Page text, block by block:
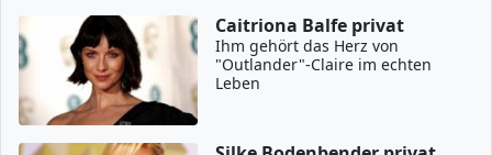
Caitriona Balfe privat
Ihm gehört das Herz von
"Outlander"-Claire im echten
Leben